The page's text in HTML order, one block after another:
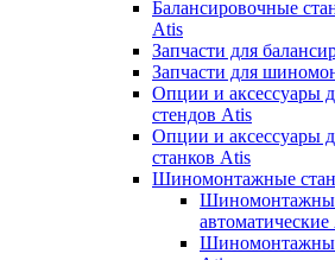
Балансировочные
Atis
Запчасти для
Запчасти для
Опции и аксессуары
стендов Atis
Опции и аксессуары
станков Atis
Шиномонтажные